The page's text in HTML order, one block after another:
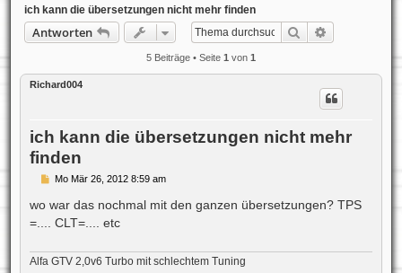
ich kann die übersetzungen nicht mehr finden
Antworten Suche
5 Beiträge • Seite 1 von 1
Richard004
ich kann die übersetzungen nicht mehr
finden
B
i
t
Mo Mär 26, 2012 8:59 am
wo war das nochmal mit den ganzen übersetzungen? TPS
=.... CLT=.... etc
Alfa GTV 2,0v6 Turbo mit schlechtem Tuning